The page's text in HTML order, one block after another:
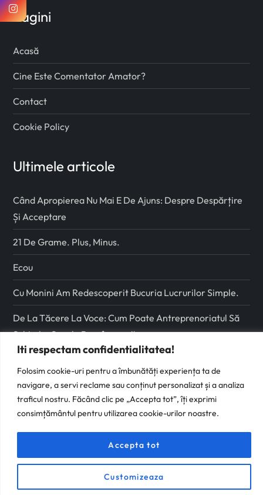
Iti respectam confidentialitatea!
Folosim cookie-uri pentru a îmbunătăți experiența ta de
navigare, a servi reclame sau conținut personalizat și a analiza
traficul nostru. Făcând clic pe „Accepta tot”, îți exprimi
consimțământul pentru utilizarea cookie-urilor noastre.
Customizeaza
Accepta tot
Pagini
Acasă
Cine Este Comentator Amator?
Contact
Cookie Policy
Ultimele articole
Când Apropierea Nu Mai E De Ajuns: Despre Despărțire
Și Acceptare
21 De Grame. Plus, Minus.
Ecou
Cu Monini Am Redescoperit Bucuria Lucrurilor Simple.
De La Tăcere La Voce: Cum Poate Antreprenoriatul Să
Schimbe Școala Românească
Urmareste-ma pe
Facebook